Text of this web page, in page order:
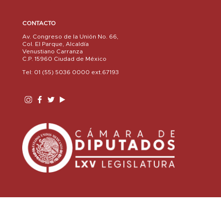
CONTACTO
Av. Congreso de la Unión No. 66,
Col. El Parque, Alcaldía
Venustiano Carranza
C.P. 15960 Ciudad de México
Tel: 01 (55) 5036 0000 ext.67193